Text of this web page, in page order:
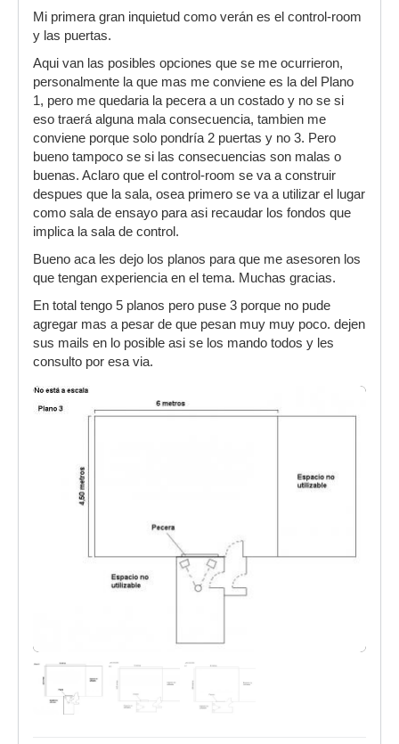
Mi primera gran inquietud como verán es el control-room
y las puertas.
Aqui van las posibles opciones que se me ocurrieron,
personalmente la que mas me conviene es la del Plano
1, pero me quedaria la pecera a un costado y no se si
eso traerá alguna mala consecuencia, tambien me
conviene porque solo pondría 2 puertas y no 3. Pero
bueno tampoco se si las consecuencias son malas o
buenas. Aclaro que el control-room se va a construir
despues que la sala, osea primero se va a utilizar el lugar
como sala de ensayo para asi recaudar los fondos que
implica la sala de control.
Bueno aca les dejo los planos para que me asesoren los
que tengan experiencia en el tema. Muchas gracias.
En total tengo 5 planos pero puse 3 porque no pude
agregar mas a pesar de que pesan muy muy poco. dejen
sus mails en lo posible asi se los mando todos y les
consulto por esa via.